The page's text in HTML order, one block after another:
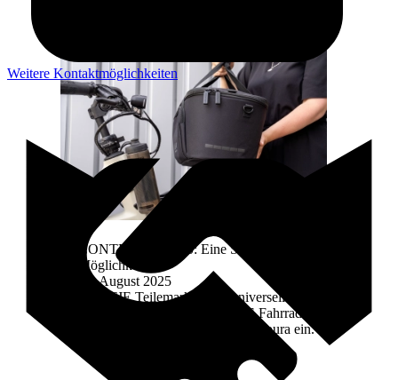
CONTEC HTM 2.0: Eine Schnittstelle, viele
Möglichkeiten
14. August 2025
HARTJE Teilemarke führt universelles
Frontträgersystem für HARTJE Fahrradmarken
QiO, Victoria, Conway und Contoura ein.
Weitere Kontaktmöglichkeiten